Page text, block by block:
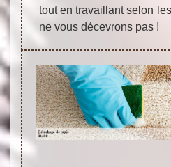
tout en travaillant selon
ne vous décevrons pas !